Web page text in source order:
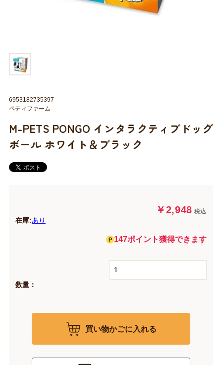
M-PETS PONGO インタラクティブドッグ
ボール ホワイト＆ブラック
￥2,948 税込
在庫:あり
147ポイント獲得できます
数量：
買い物かごに入れる
6953182735397
ペティファーム